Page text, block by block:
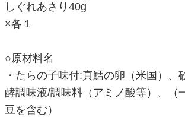
しぐれあさり40g
×各１
○原材料名
・たらの子味付:真鱈の卵（米国）、
酵調味液/調味料（アミノ酸等）、（
豆を含む）